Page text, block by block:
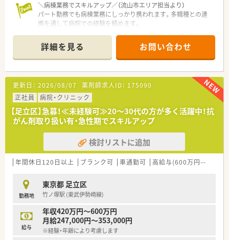
＼病棟業務でスキルアップ／（流山市エリア担当より）
パート勤務でも病棟業務にしっかり携われます。多職種との連
携を通して病院での経験を積めます。
【店舗情報と応需状況について】
■初石駅から徒歩7分に位置する100％院外処方の一般病院で、
常勤薬剤師7名と事務1名が在籍しています。
■内科や整形外科をはじめ多岐にわたる診療科に対応しており、
急性期医療を中心に幅広い経験を積めます。
■病棟担当制を導入しており、注射調剤や持参薬管理などを通じ
て病棟スタッフと密に連携しながら業務を行います。
【職場環境と雰囲気】
■薬剤部内は明るく開放的で、スタッフ同士のコミュニケーショ
ンが日常的に活発に行われている職場です。
■子育て世代への理解が極めて深く、ご家庭の事情に合わせた勤
務スタイルを温かく応援してくれる風土です。
■薬剤部長をはじめとして温厚なスタッフが多く、ブランクのあ
【想定される業務内容】
■調剤室および注射調剤室での調剤業務を中心に、正確で安全な
医薬品の供給管理を担当していただきます。
■病棟業務として患者様の持参薬チェックや残薬管理を行い、服
薬指導を通じて最適な薬物療法をサポートします。
■病棟担当制のもとで医師や看護師と積極的にコミュニケーシ
詳細を見る お問い合わせ
更新日： 2026/08/07 薬剤師求人ID： 175090
正社員
病院・クリニック
【足立区】急募！≪未経験可≫20～30代の方が多く活躍中！抗
がん剤取り扱い有・急性期でスキルアップ
検討リストに追加
年間休日120日以上 ブランク可 車通勤可 高給与(600万円以上)
勤務地
東京都 足立区
竹ノ塚駅 (東武伊勢崎線)
給与
年収420万円～600万円
月給247,000円～353,000円
※経験・年齢により考慮します